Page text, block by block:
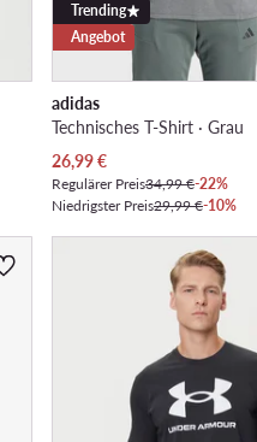
Trending
Angebot
adidas
Technisches T-Shirt · Grau
Aktueller Preis
26,99€
Regulärer Preis34,99 €-22%
Niedrigster Preis29,99 €-10%